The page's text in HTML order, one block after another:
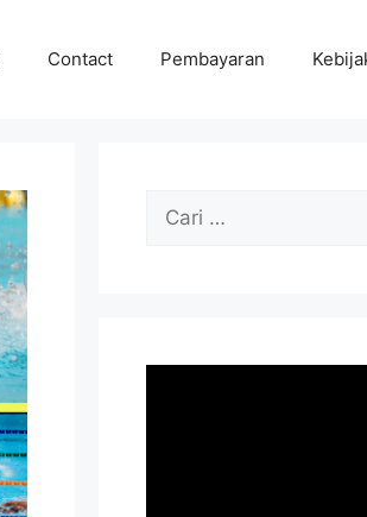
Contact Pembayaran
Cari